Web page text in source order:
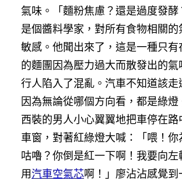
氣味。「麵粉焦慮？還是過度發
是個醬料學家，對所有食物相關的
敏感。他聞出來了，這是一種只有
的麵團因為壓力過大而散發出的氣
行人陷入了混亂。汽車不知道該走
因為無論從哪個方向看，都是綠燈
西裝的男人小心翼翼地把車停在路
車窗，對著紅綠燈大喊：「喂！
咕嚕？你倒是紅一下啊！我要向左
用汽車空氣芯啊！」廖沾沾感覺到